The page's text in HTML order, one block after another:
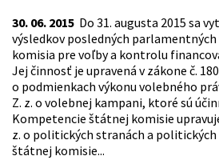
30. 06. 2015 Do 31. augusta 2015 sa
výsledkov posledných
komisia pre voľby a kontrolu
Jej činnosť je upravená v zákone č.
o podmienkach výkonu volebného
Z. z. o volebnej kampani, ktoré sú
Kompetencie štátnej komisie
z. o politických stranách a
štátnej komisie...